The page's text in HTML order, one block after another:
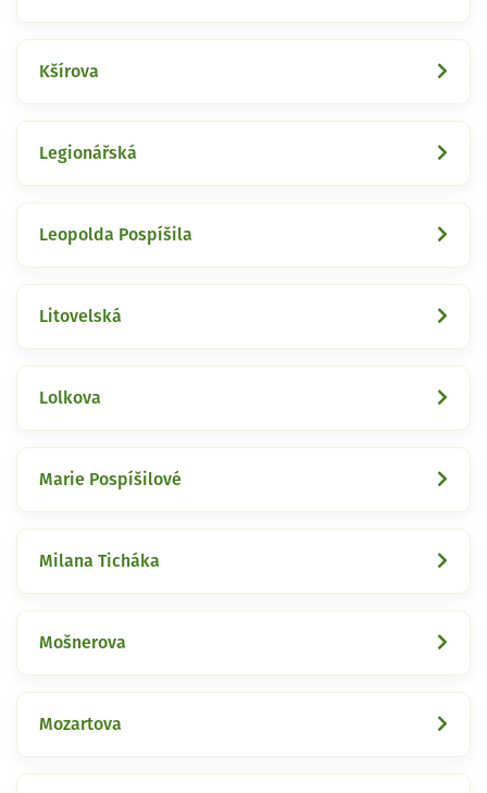
Kšírova
Legionářská
Leopolda Pospíšila
Litovelská
Lolkova
Marie Pospíšilové
Milana Ticháka
Mošnerova
Mozartova